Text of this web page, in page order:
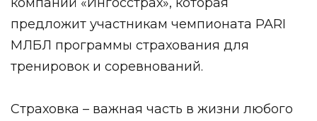
предложит участникам чемпионата PARI
МЛБЛ программы страхования для
тренировок и соревнований.
Страховка – важная часть в жизни любого